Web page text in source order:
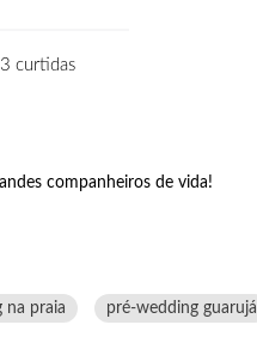
curtidas
companheiros de vida!
na praia pré-wedding guarujá